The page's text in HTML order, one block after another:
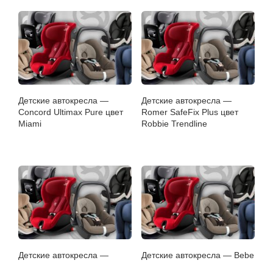
Детские автокресла —
Concord Ultimax Pure цвет
Miami
Детские автокресла —
Romer SafeFix Plus цвет
Robbie Trendline
Детские автокресла —
Детские автокресла — Bebe